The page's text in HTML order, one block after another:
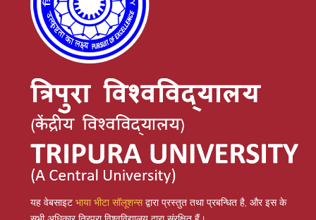
यह वेबसाइट भाया भीटा सॉलूशन्सद्वारा प्रस्तुत तथा प्रबन्धित है, और इस के